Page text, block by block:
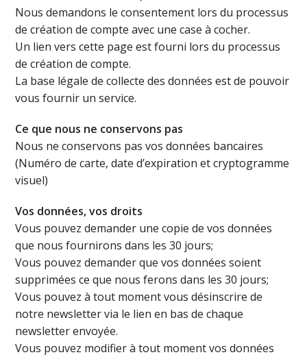
Nous demandons le consentement lors du processus
de création de compte avec une case à cocher.
Un lien vers cette page est fourni lors du processus
de création de compte.
La base légale de collecte des données est de pouvoir
vous fournir un service.
Ce que nous ne conservons pas
Nous ne conservons pas vos données bancaires
(Numéro de carte, date d’expiration et cryptogramme
visuel)
Vos données, vos droits
Vous pouvez demander une copie de vos données
que nous fournirons dans les 30 jours;
Vous pouvez demander que vos données soient
supprimées ce que nous ferons dans les 30 jours;
Vous pouvez à tout moment vous désinscrire de
notre newsletter via le lien en bas de chaque
newsletter envoyée.
Vous pouvez modifier à tout moment vos données